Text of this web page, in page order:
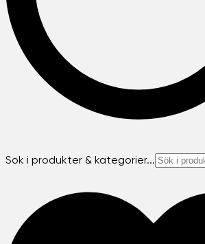
Sök i produkter & kategorier...